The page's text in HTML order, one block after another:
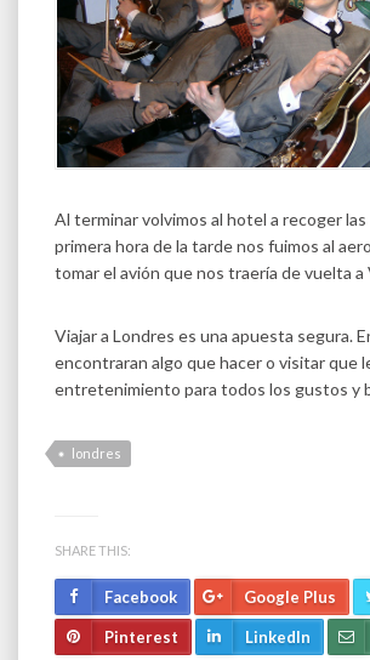
Al terminar volvimos al hotel a recoger las
primera hora de la tarde nos fuimos al
tomar el avión que nos traería de vuelta a
Viajar a Londres es una apuesta segura.
encontraran algo que hacer o visitar que
entretenimiento para todos los gustos y
londres
SHARE THIS:
Facebook Google Plus
Pinterest LinkedIn